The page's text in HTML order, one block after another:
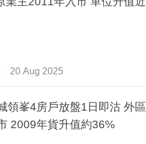
20 Aug 2025
領峯4房戶放盤1日即沽 外
2009年貨升值約36%